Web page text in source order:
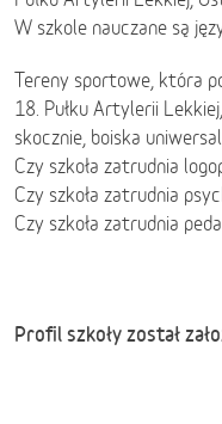
W szkole nauczane są
Tereny sportowe, która
18. Pułku Artylerii
skocznie, boiska
Czy szkoła zatrudnia
Czy szkoła zatrudnia
Czy szkoła zatrudnia
Profil szkoły został